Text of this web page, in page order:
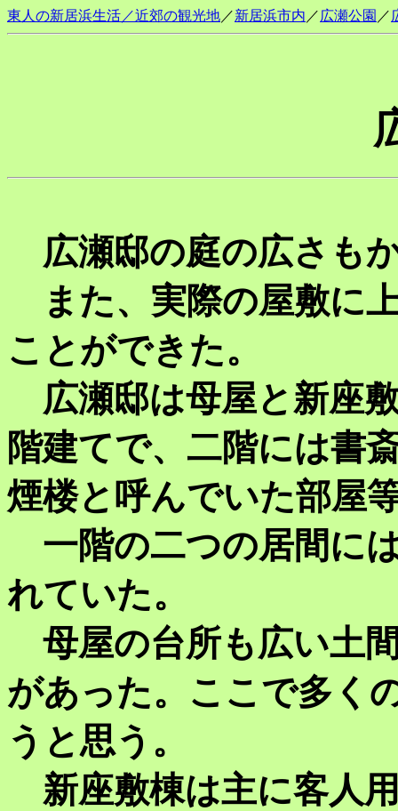
東人の新居浜生活／近郊の観光地／新居浜市内 ／ 広瀬公園 ／
広瀬邸の庭の広さも
また、実際の屋敷に
ことができた。
広瀬邸は母屋と新座
階建てで、二階には書
煙楼と呼んでいた部屋
一階の二つの居間に
れていた。
母屋の台所も広い土
があった。ここで多く
うと思う。
新座敷棟は主に客人